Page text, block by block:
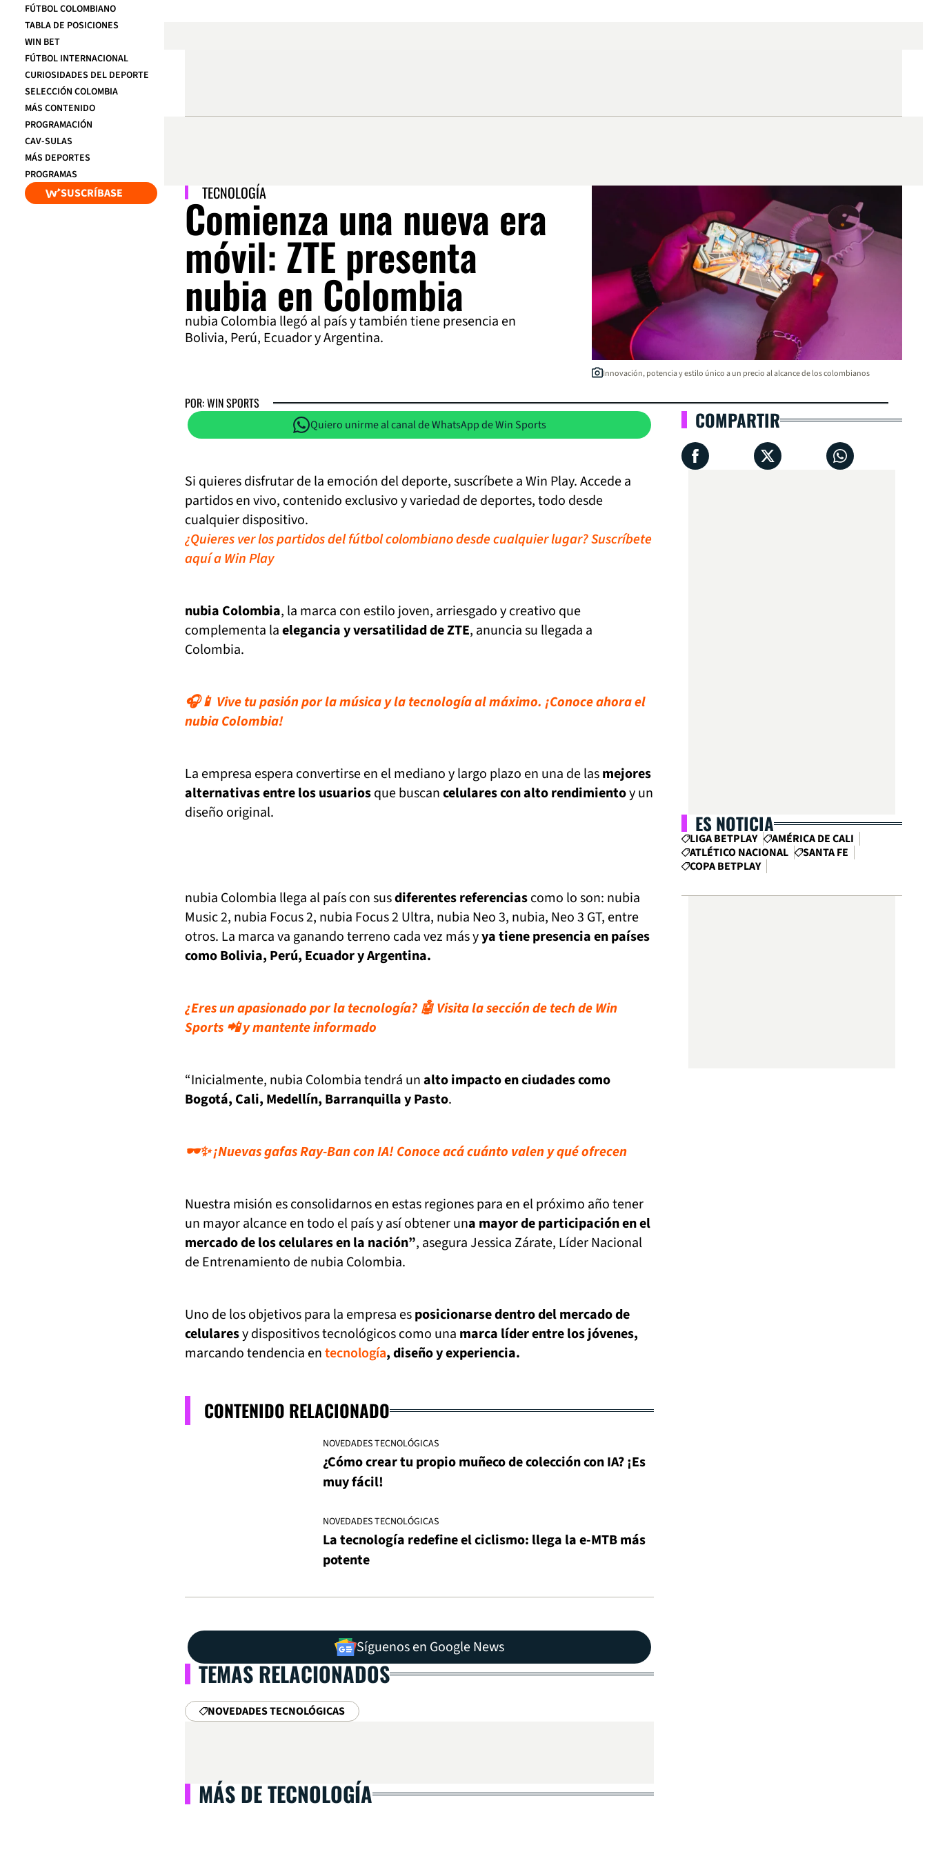
FÚTBOL COLOMBIANO
TABLA DE POSICIONES
WIN BET
FÚTBOL INTERNACIONAL
CURIOSIDADES DEL DEPORTE
SELECCIÓN COLOMBIA
MÁS CONTENIDO
PROGRAMACIÓN
CAV-SULAS
MÁS DEPORTES
PROGRAMAS
SUSCRÍBASE TECNOLOGÍA
Comienza una nueva era
móvil: ZTE presenta
nubia en Colombia
nubia Colombia llegó al país y también tiene presencia en
Bolivia, Perú, Ecuador y Argentina.
Innovación, potencia y estilo único a un precio al alcance de los colombianos
POR: WIN SPORTS
Quiero unirme al canal de WhatsApp de Win Sports
Si quieres disfrutar de la emoción del deporte, suscríbete a Win Play. Accede a
partidos en vivo, contenido exclusivo y variedad de deportes, todo desde
cualquier dispositivo.
¿Quieres ver los partidos del fútbol colombiano desde cualquier lugar? Suscríbete
aquí a Win Play
nubia Colombia, la marca con estilo joven, arriesgado y creativo que
complementa laelegancia y versatilidad de ZTE, anuncia su llegada a
Colombia.
🎧📱 Vive tu pasión por la música y la tecnología al máximo. ¡Conoce ahora el
nubia Colombia!
La empresa espera convertirse en el mediano y largo plazo en una de lasmejores
alternativas entre los usuariosque buscancelulares con alto rendimientoy un
diseño original.
nubia Colombia llega al país con susdiferentes referenciascomo lo son: nubia
Music 2, nubia Focus 2, nubia Focus 2 Ultra, nubia Neo 3, nubia, Neo 3 GT, entre
otros. La marca va ganando terreno cada vez más yya tiene presencia en países
como Bolivia, Perú, Ecuador y Argentina.
¿Eres un apasionado por la tecnología? 🤖 Visita la sección de tech de Win
Sports 📲 y mantente informado
“Inicialmente, nubia Colombia tendrá unalto impacto en ciudades como
Bogotá, Cali, Medellín, Barranquilla y Pasto.
🕶️✨ ¡Nuevas gafas Ray-Ban con IA! Conoce acá cuánto valen y qué ofrecen
Nuestra misión es consolidarnos en estas regiones para en el próximo año tener
un mayor alcance en todo el país y así obtener una mayor de participación en el
mercado de los celulares en la nación”, asegura Jessica Zárate, Líder Nacional
de Entrenamiento de nubia Colombia.
Uno de los objetivos para la empresa esposicionarse dentro del mercado de
celularesy dispositivos tecnológicos como una marca líder entre los jóvenes,
marcando tendencia entecnología, diseño y experiencia.
CONTENIDO RELACIONADO
NOVEDADES TECNOLÓGICAS
¿Cómo crear tu propio muñeco de colección con IA? ¡Es
muy fácil!
NOVEDADES TECNOLÓGICAS
La tecnología redefine el ciclismo: llega la e-MTB más
potente
Síguenos en Google News
TEMAS RELACIONADOS
NOVEDADES TECNOLÓGICAS
MÁS DE TECNOLOGÍA
COMPARTIR
ES NOTICIA
LIGA BETPLAY
AMÉRICA DE CALI
ATLÉTICO NACIONAL
SANTA FE
COPA BETPLAY